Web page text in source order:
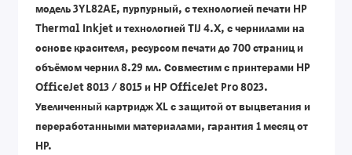
модель 3YL82AE, пурпурный, с технологией печати HP
Thermal Inkjet и технологией TIJ 4.X, с чернилами на
основе красителя, ресурсом печати до 700 страниц и
объёмом чернил 8.29 мл. Совместим с принтерами HP
OfficeJet 8013 / 8015 и HP OfficeJet Pro 8023.
Увеличенный картридж XL с защитой от выцветания и
переработанными материалами, гарантия 1 месяц от
HP.